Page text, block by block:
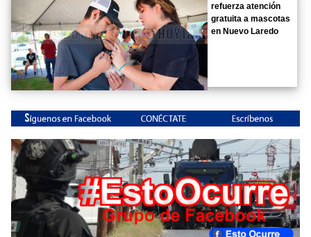
refuerza atención
gratuita a mascotas
en Nuevo Laredo